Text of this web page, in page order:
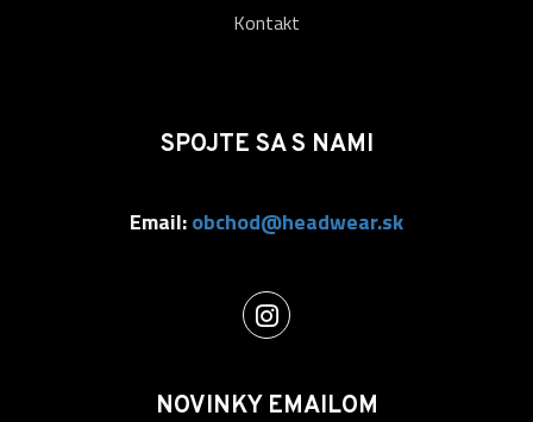
Kontakt
SPOJTE SA S NAMI
Email:obchod@headwear.sk
NOVINKY EMAILOM